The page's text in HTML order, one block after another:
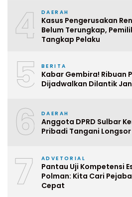
4 DAERAH
Kasus Pengerusakan
Belum Terungkap,
Tangkap Pelaku
5 BERITA
Kabar Gembira! Ribuan
Dijadwalkan Dilantik
6 DAERAH
Anggota DPRD Sulbar
Pribadi Tangani
7 ADVETORIAL
Pantau Uji Kompetensi
Polman: Kita Cari
Cepat